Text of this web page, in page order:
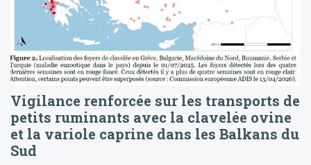
Vigilance renforcée sur les transports de
petits ruminants avec la clavelée ovine
et la variole caprine dans les Balkans du
Sud